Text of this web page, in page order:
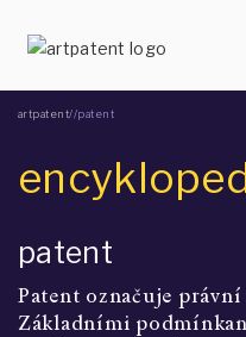
artpatent//patent
patent
Patent označuje
Základními